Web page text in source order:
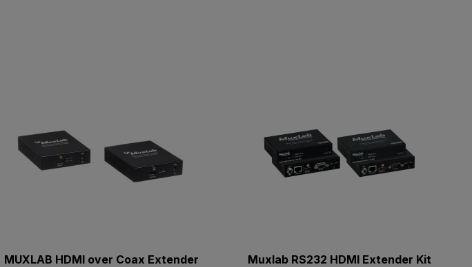
MUXLAB HDMI over Coax Extender
Muxlab RS232 HDMI Extender Kit